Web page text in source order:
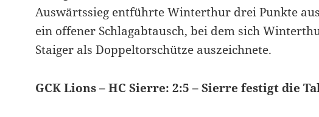
Auswärtssieg entführte Winterthur drei Punkte
ein offener Schlagabtausch, bei dem sich
Staiger als Doppeltorschütze auszeichnete.
GCK Lions – HC Sierre: 2:5 – Sierre festigt die